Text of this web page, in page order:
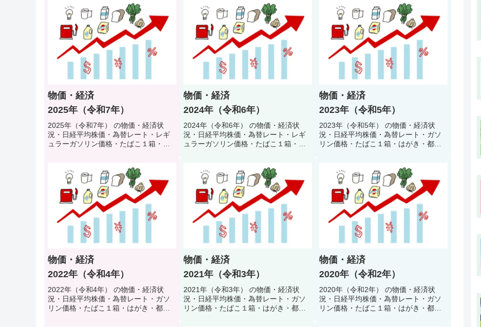
物価・経済
2025年（令和7年）
2025年（令和7年） の物価・経済状
況・日経平均株価・為替レート・レギ
ュラーガソリン価格・たばこ１箱・は
活環境・生活スタイルを振り返るクイ
物価・経済
2024年（令和6年）
2024年（令和6年） の物価・経済状
況・日経平均株価・為替レート・レギ
ュラーガソリン価格・たばこ１箱・は
活環境・生活スタイルを振り返るクイ
物価・経済
2023年（令和5年）
2023年（令和5年） の物価・経済状
況・日経平均株価・為替レート・ガソ
リン価格・たばこ１箱・はがき・都営
活スタイルを振り返るクイズ
物価・経済
2022年（令和4年）
2022年（令和4年） の物価・経済状
況・日経平均株価・為替レート・ガソ
リン価格・たばこ１箱・はがき・都営
物価・経済
2021年（令和3年）
2021年（令和3年） の物価・経済状
況・日経平均株価・為替レート・ガソ
リン価格・たばこ１箱・はがき・都営
物価・経済
2020年（令和2年）
2020年（令和2年） の物価・経済状
況・日経平均株価・為替レート・ガソ
リン価格・たばこ１箱・はがき・都営